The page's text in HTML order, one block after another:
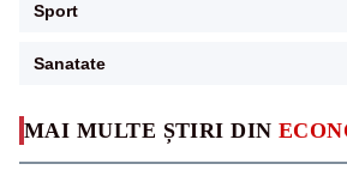
MAI MULTE ȘTIRI DIN
Sport
Sanatate